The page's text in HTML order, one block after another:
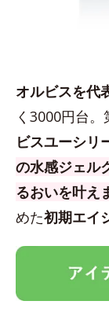
オルビスを代
く3000円台。
ビスユーシリ
の水感ジェル
るおいを叶え
めた初期エイ